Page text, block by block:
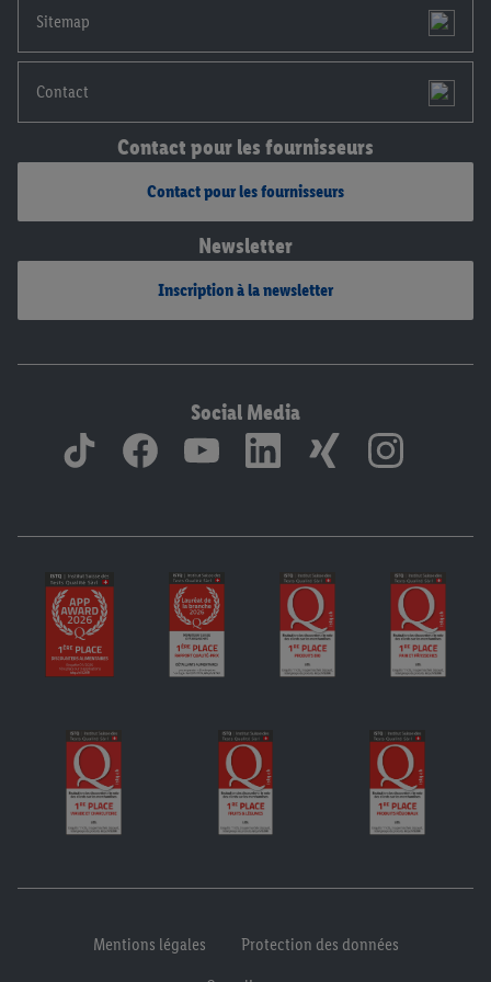
Sitemap
Contact
Contact pour les fournisseurs
Contact pour les fournisseurs
Newsletter
Inscription à la newsletter
Social Media
Mentions légales
Protection des données